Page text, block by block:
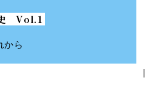
史 Vol.1
から